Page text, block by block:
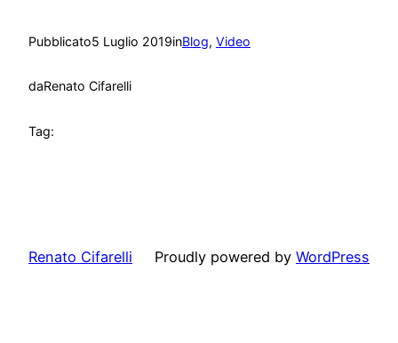
Pubblicato5 Luglio 2019inBlog, Video
daRenato Cifarelli
Tag:
Renato Cifarelli Proudly powered by WordPress